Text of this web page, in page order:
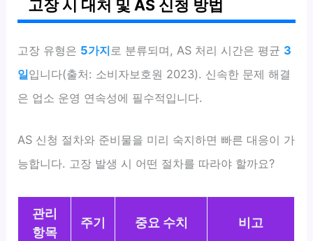
고장 시 대처 및 AS 신청 방법
고장 유형은 5가지 로 분류되며, AS 처리 시간은 평균 3
일입니다(출처: 소비자보호원 2023). 신속한 문제 해결
은 업소 운영 연속성에 필수적입니다.
AS 신청 절차와 준비물을 미리 숙지하면 빠른 대응이 가
능합니다. 고장 발생 시 어떤 절차를 따라야 할까요?
관리
항목
주기 중요 수치 비고